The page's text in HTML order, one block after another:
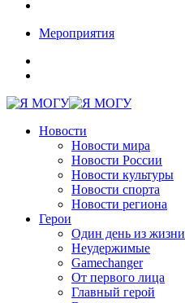
Мероприятия
Новости
Новости мира
Новости России
Новости культуры
Новости спорта
Новости региона
Герои
Один день из жизни
Неудержимые
Gamechanger
От первого лица
Главный герой